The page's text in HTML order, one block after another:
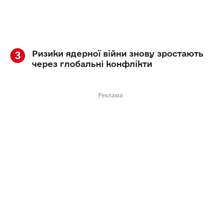
Ризики ядерної війни знову зростають
через глобальні конфлікти
Реклама